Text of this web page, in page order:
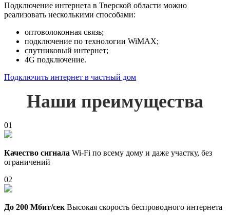
Подключение интернета в Тверской области можно
реализовать несколькими способами:
оптоволоконная связь;
подключение по технологии WiMAX;
спутниковый интернет;
4G подключение.
Подключить интернет в частный дом
Наши преимущества
01
Качество сигнала Wi-Fi по всему дому и даже участку, без
ограничений
02
До 200 Мбит/сек Высокая скорость беспроводного интернета